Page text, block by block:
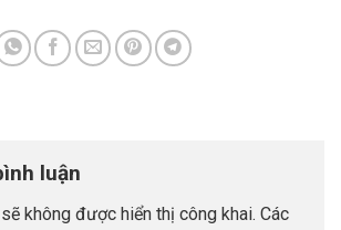
luận
không được hiển thị công khai. Các